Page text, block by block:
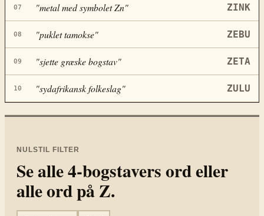
07 "metal med symbolet Zn" ZINK
08 "puklet tamokse" ZEBU
09 "sjette græske bogstav" ZETA
10 "sydafrikansk folkeslag" ZULU
NULSTIL FILTER
Se alle4-bogstavers ord eller
alle ord påZ.